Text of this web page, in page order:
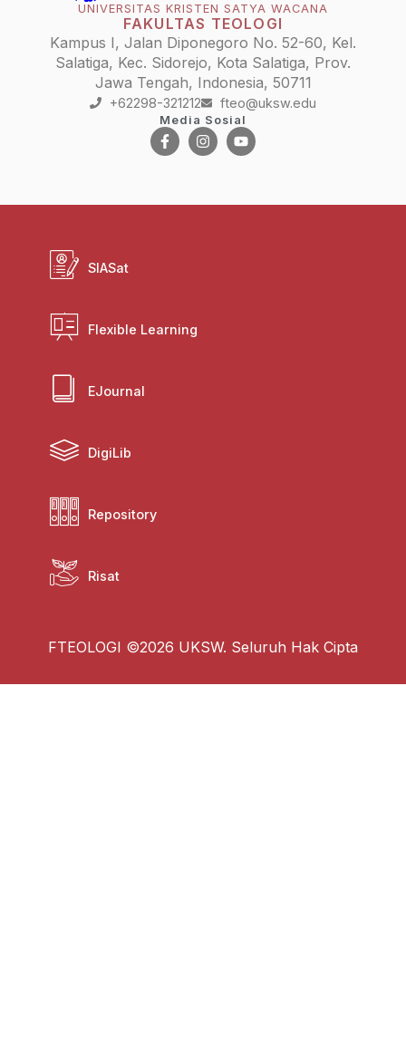
UNIVERSITAS KRISTEN SATYA WACANA
FAKULTAS TEOLOGI
Kampus I, Jalan Diponegoro No. 52-60, Kel.
Salatiga, Kec. Sidorejo, Kota Salatiga, Prov.
Jawa Tengah, Indonesia, 50711
+62298-321212 fteo@uksw.edu
Media Sosial
SIASat
Flexible Learning
EJournal
DigiLib
Repository
Risat
FTEOLOGI ©2026 UKSW. Seluruh Hak Cipta